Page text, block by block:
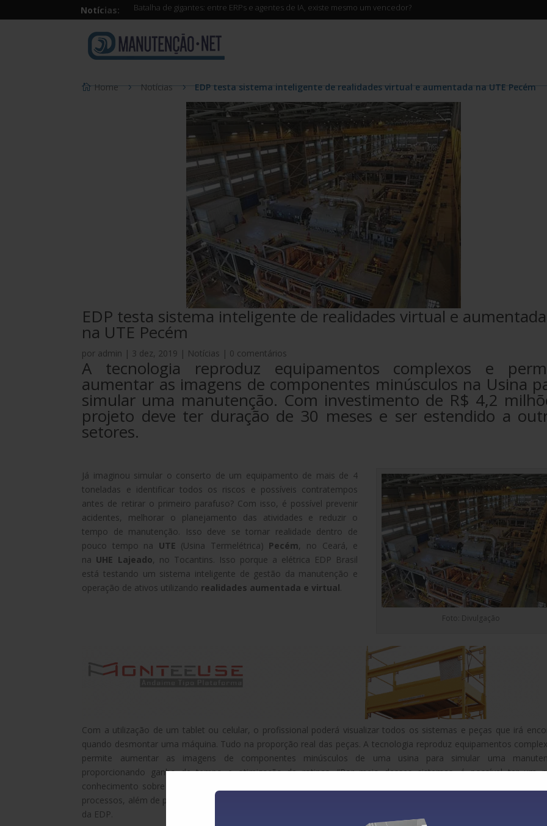
Notícias: Batalha de gigantes: entre ERPs e agentes de IA, existe mesmo um vencedor?
Home Notícias EDP testa sistema inteligente de realidades virtual e aumentada na UTE Pecém
EDP testa sistema inteligente de realidades virtual e aumentada
na UTE Pecém
por admin | 3 dez, 2019 | Notícias | 0 comentários
A tecnologia reproduz equipamentos complexos e
aumentar as imagens de componentes minúsculos na Usina
simular uma manutenção. Com investimento de R$ 4,2
projeto deve ter duração de 30 meses e ser estendido a
setores.
Foto: Divulgação
Já imaginou simular o conserto de um equipamento de mais de 4
toneladas e identificar todos os riscos e possíveis contratempos
antes de retirar o primeiro parafuso? Com isso, é possível prevenir
acidentes, melhorar o planejamento das atividades e reduzir o
tempo de manutenção. Isso deve se tornar realidade dentro de
pouco tempo na UTE (Usina Termelétrica) Pecém, no Ceará, e
na UHE Lajeado, no Tocantins. Isso porque a elétrica EDP Brasil
está testando um sistema inteligente de gestão da manutenção e
operação de ativos utilizando realidades aumentada e virtual.
Com a utilização de um tablet ou celular, o profissional poderá visualizar todos os sistemas e peças que irá
quando desmontar uma máquina. Tudo na proporção real das peças. A tecnologia reproduz equipamentos
permite aumentar as imagens de componentes minúsculos de uma usina para simular uma
proporcionando ganho de tempo e otimização de rotinas. “Por meio desses sistemas, é possível ter um
conhecimento sobre o ambiente onde será realizado o reparo, com a melhora do diagnóstico de falhas e
processos, além de permitir inspeções de campo com aumento de produtividade”, afirma Cayo Moraes, gestor
da EDP.